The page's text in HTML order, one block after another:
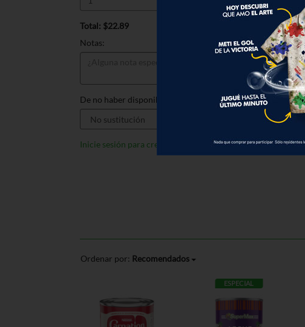
Total: $22.89
Notas:
De no haber disponible, sustituir por:
Inicie sesión para crear listas
Ordenar por: Recomendados
ESPECIAL